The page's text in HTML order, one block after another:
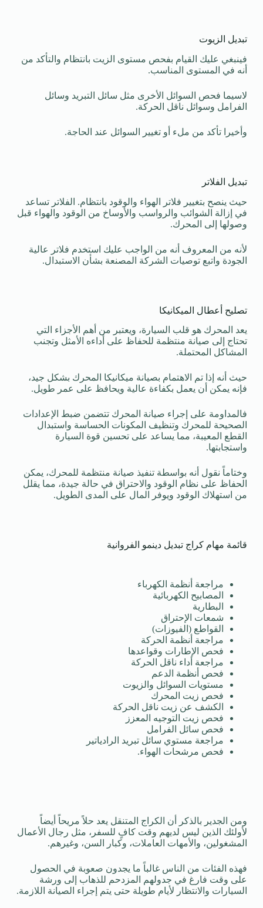
تبديل الزيوت
فينبغي عليك القيام بفحص مستوى الزيت بانتظام والتأكد من
أنه في المستوى المناسب.
لاسيما فحص السوائل الأخرى مثل سائل التبريد وسائل
الفرامل وسوائل ناقل الحركة.
وأخيرا تأكد من ملء أو تغيير السوائل عند الحاجة.
تبديل الفلاتر
حيث ينصح بتغيير فلاتر الهواء والوقود بانتظام. الفلاتر تساعد
في إزالة الشوائب والرواسب والأوساخ من الوقود والهواء قبل
وصولها إلى المحرك.
لأنه من المعروف أنه من الواجب عليك استخدم فلاتر عالية
الجودة واتبع توصيات الشركة المصنعة بشأن الاستبدال.
تصليح أعطال الميكانيكا
يعد المحرك هو قلب السيارة، ويعتبر من أهم الأجزاء التي
تحتاج إلى صيانة منتظمة للحفاظ على أداءه الأمثل وتجنب
المشاكل المحتملة.
حيث أنه إذا تم الاهتمام بصيانة ميكانيكا المحرك بشكل جيد،
فإنه يمكن أن يعمل بكفاءة عالية ويحافظ على عمر طويل.
فالمداومة على إجراء صيانة المحرك تتضمن ضبط الإعدادات
الصحيحة للمحرك وتنظيف المكونات الحساسة واستبدال
القطع المعيبة، مما يساعد على تحسين قوة السيارة
واستجابتها.
وختاماً نقول أنه بواسطة تنفيذ صيانة منتظمة للمحرك، يمكن
الحفاظ على نظام الوقود والاحتراق في حالة جيدة، مما يقلل
من استهلاك الوقود ويوفر المال على المدى الطويل.
قائمة مهام كراج تبديل دينمو الفروانية
مراجعة أنظمة الكهرباء
المصابيح الكهربائية
البطارية
شمعات الإحتراق
القواطع (الفيوزات)
مراجعة أنظمة الحركة
فحص الإطارات وقواعدها
مراجعة أداء ناقل الحركة
فحص أنظمة الدعم
مستويات السوائل والزيوت
فحص زيت المحرك
الكشف عن زيت ناقل الحركة
فحص زيت التوجيه المعزز
فحص سائل الفرامل
مراجعة مستوي سائل تبريد الرادياتير
فحص مرشحات الهواء.
ومن الجدير بالذكر أن الكراج المتنقل يعد حلاً مريحاً أيضاً
لأولئك الذين ليس لديهم وقت كافٍ للسفر، مثل رجال الأعمال
المشغولين، والأمهات العاملات، وكبار السن، وغيرهم.
فهذه الفئات من الناس غالباً ما يجدون صعوبة في الحصول
على وقت فارغ في جدولهم المزدحم للذهاب إلى ورشة
السيارات والانتظار لأيام طويلة حتى يتم إجراء الصيانة اللازمة.